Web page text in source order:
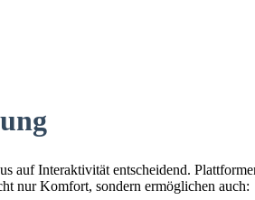
Interaktivität entscheidend.
nur Komfort, sondern ermöglichen auch: